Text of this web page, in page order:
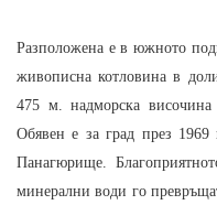
Разположена е в южното
живописна котловина в
475 м. надморска
Обявен е за град през
Панагюрище.
минерални води го